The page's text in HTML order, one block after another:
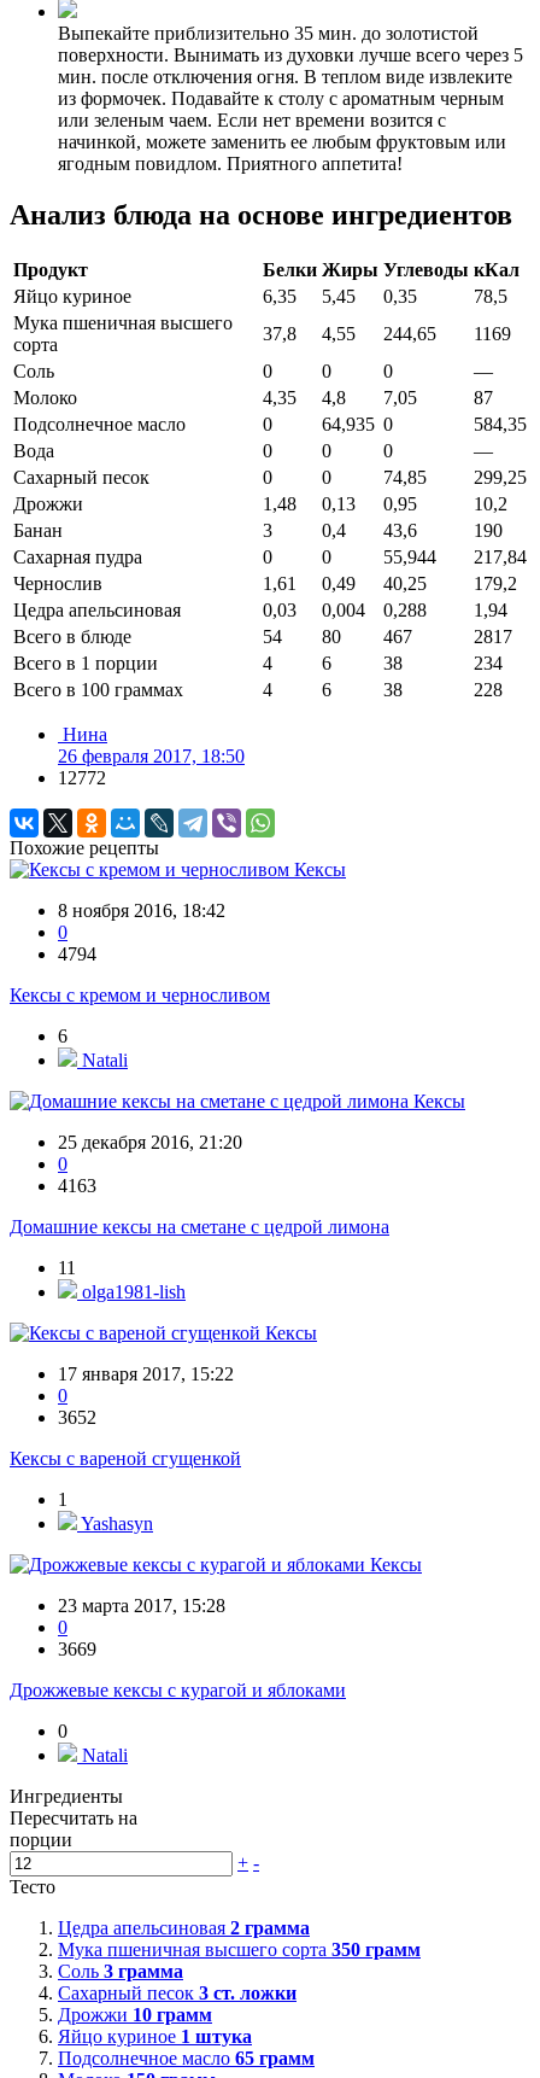
Выпекайте приблизительно 35 мин. до золотистой
поверхности. Вынимать из духовки лучше всего через 5
мин. после отключения огня. В теплом виде извлеките
из формочек. Подавайте к столу с ароматным черным
или зеленым чаем. Если нет времени возится с
начинкой, можете заменить ее любым фруктовым или
ягодным повидлом. Приятного аппетита!
Анализ блюда на основе ингредиентов
Продукт Белки Жиры Углеводы кКал
Яйцо куриное
6,35 5,45 0,35
78,5
Мука пшеничная высшего
сорта
37,8 4,55 244,65
1169
Соль
0 0 0
—
Молоко
4,35 4,8 7,05
87
Подсолнечное масло
0 64,935 0
584,35
Вода
0 0 0
—
Сахарный песок
0 0 74,85
299,25
Дрожжи
1,48 0,13 0,95
10,2
Банан
3 0,4 43,6
190
Сахарная пудра
0 0 55,944
217,84
Чернослив
1,61 0,49 40,25
179,2
Цедра апельсиновая
0,03 0,004 0,288
1,94
Всего в блюде
54 80 467
2817
Всего в 1 порции
4 6 38
234
Всего в 100 граммах
4 6 38 228
Нина
26 февраля 2017, 18:50
12772
Похожие рецепты
Кексы
8 ноября 2016, 18:42
0
4794
Кексы с кремом и черносливом
6
Natali
Кексы
25 декабря 2016, 21:20
0
4163
Домашние кексы на сметане с цедрой лимона
11
olga1981-lish
Кексы
17 января 2017, 15:22
0
3652
Кексы с вареной сгущенкой
1
Yashasyn
Кексы
23 марта 2017, 15:28
0
3669
Дрожжевые кексы с курагой и яблоками
0
Natali
Ингредиенты
Пересчитать на
порции
+ -
Тесто
Цедра апельсиновая 2 грамма
Мука пшеничная высшего сорта 350 грамм
Соль 3 грамма
Сахарный песок 3 ст. ложки
Дрожжи 10 грамм
Яйцо куриное 1 штука
Подсолнечное масло 65 грамм